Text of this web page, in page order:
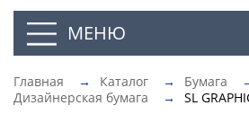
МЕНЮ
Главная → Каталог → Бумага
Дизайнерская бумага
→ SL